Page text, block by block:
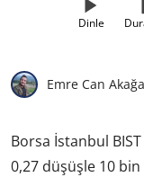
Dinle
Emre Can
Borsa İstanbul
0,27 düşüşle 10